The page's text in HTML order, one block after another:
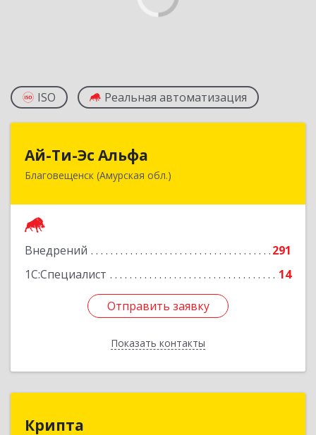
ISO Реальная автоматизация
Ай-Ти-Эс Альфа
Благовещенск (Амурская обл.)
Внедрений
291
1С:Специалист
14
Отправить заявку
Показать контакты
675000, Амурская обл, Благовещенск г, Зейская
Отправить заявку
Назад
Крипта